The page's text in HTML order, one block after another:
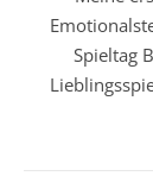
Spieltag